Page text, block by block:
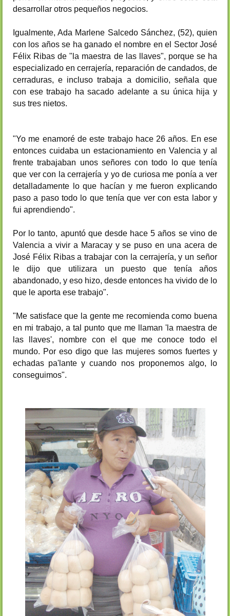
desarrollar otros pequeños negocios.
Igualmente, Ada Marlene Salcedo Sánchez, (52), quien
con los años se ha ganado el nombre en el Sector José
Félix Ribas de "la maestra de las llaves", porque se ha
especializado en cerrajería, reparación de candados, de
cerraduras, e incluso trabaja a domicilio, señala que
con ese trabajo ha sacado adelante a su única hija y
sus tres nietos.
"Yo me enamoré de este trabajo hace 26 años. En ese
entonces cuidaba un estacionamiento en Valencia y al
frente trabajaban unos señores con todo lo que tenía
que ver con la cerrajería y yo de curiosa me ponía a ver
detalladamente lo que hacían y me fueron explicando
paso a paso todo lo que tenía que ver con esta labor y
fui aprendiendo".
Por lo tanto, apuntó que desde hace 5 años se vino de
Valencia a vivir a Maracay y se puso en una acera de
José Félix Ribas a trabajar con la cerrajería, y un señor
le dijo que utilizara un puesto que tenía años
abandonado, y eso hizo, desde entonces ha vivido de lo
que le aporta ese trabajo".
"Me satisface que la gente me recomienda como buena
en mi trabajo, a tal punto que me llaman 'la maestra de
las llaves', nombre con el que me conoce todo el
mundo. Por eso digo que las mujeres somos fuertes y
echadas pa'lante y cuando nos proponemos algo, lo
conseguimos".